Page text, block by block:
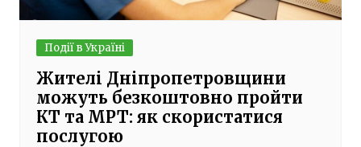
Події в Україні
Жителі Дніпропетровщини
можуть безкоштовно пройти
КТ та МРТ: як скористатися
послугою